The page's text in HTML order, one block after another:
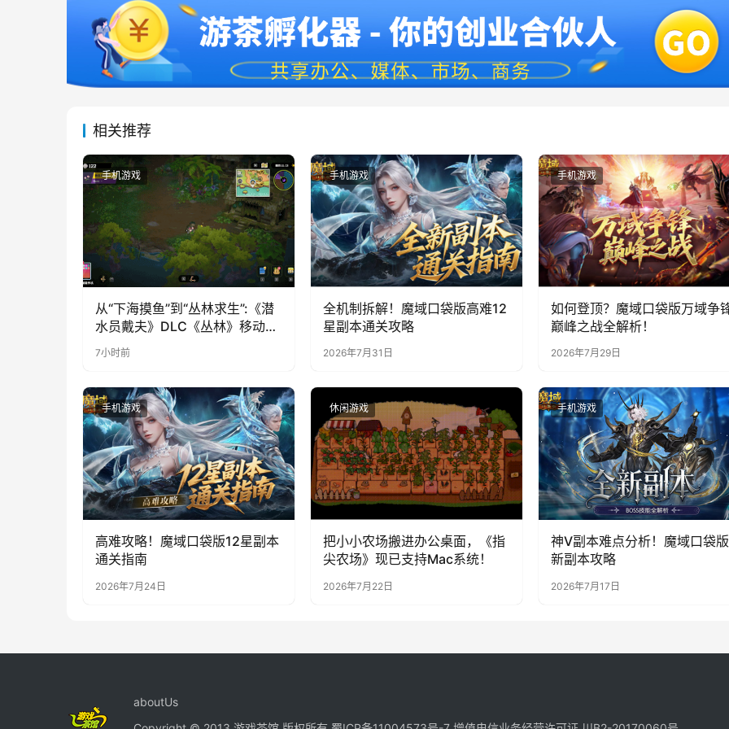
相关推荐
手机游戏
从“下海摸鱼”到“丛林求生”:《潜
水员戴夫》DLC《丛林》移动端
定档8月14日
7小时前
手机游戏
全机制拆解！魔域口袋版高难12
星副本通关攻略
2026年7月31日
手机游戏
如何登顶？魔域口袋版万域争
巅峰之战全解析！
2026年7月29日
手机游戏
高难攻略！魔域口袋版12星副本
通关指南
2026年7月24日
休闲游戏
把小小农场搬进办公桌面，《指
尖农场》现已支持Mac系统！
2026年7月22日
手机游戏
神V副本难点分析！魔域口袋版
新副本攻略
2026年7月17日
aboutUs